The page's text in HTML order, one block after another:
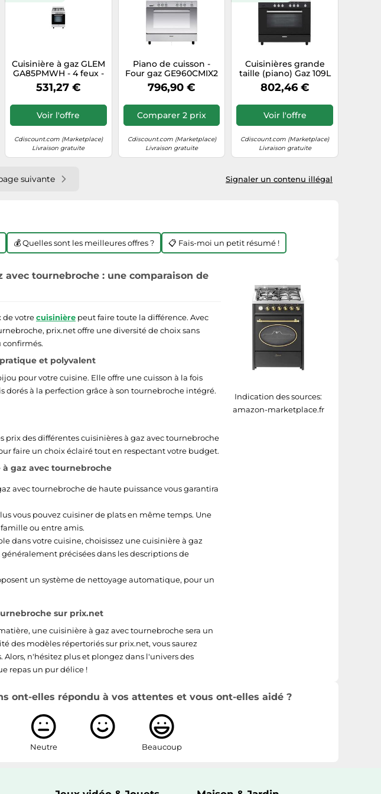
Cuisinière à gaz GLEM
GA85PMWH - 4 feux -
Four à convection -
Volume 49 L
531,27 €
Voir l'offre
Cdiscount.com (Marketplace)
Livraison gratuite
Piano de cuisson -
Four gaz GE960CMIX2
inox gaz
796,90 €
Comparer 2 prix
Cdiscount.com (Marketplace)
Livraison gratuite
Cuisinières grande
taille (piano) Gaz 109L
GLEM 11300W 90cm,
GE 960 CMBK 2
802,46 €
Voir l'offre
Cdiscount.com (Marketplace)
Livraison gratuite
Signaler un contenu illégal
suivante
💰 Quelles sont les meilleures offres ? 📋 Fais-moi un petit résumé !
Indication des sources:
amazon-marketplace.fr
tournebroche : une comparaison de
de votrecuisinière peut faire toute la différence. Avec
prix.net offre une diversité de choix sans
confirmés.
et polyvalent
pour votre cuisine. Elle offre une cuisson à la fois
à la perfection grâce à son tournebroche intégré.
prix des différentes cuisinières à gaz avec tournebroche
faire un choix éclairé tout en respectant votre budget.
gaz avec tournebroche
avec tournebroche de haute puissance vous garantira
vous pouvez cuisiner de plats en même temps. Une
ou entre amis.
dans votre cuisine, choisissez une cuisinière à gaz
précisées dans les descriptions de
un système de nettoyage automatique, pour un
sur prix.net
une cuisinière à gaz avec tournebroche sera un
des modèles répertoriés sur prix.net, vous saurez
n'hésitez plus et plongez dans l'univers des
repas un pur délice !
ont-elles répondu à vos attentes et vous ont-elles aidé ?
Neutre Beaucoup